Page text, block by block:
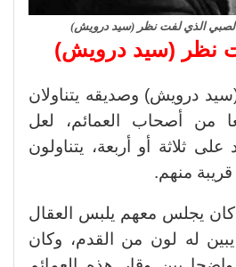
الذي لفت نظر (سيد درويش)
نظر (سيد درويش)
درويش) وصديقه يتناولان
من أصحاب العمائم، لعل
ثلاثة أو أربعة، يتناولون
منهم.
يجلس معهم يلبس العقال
له لون من القدم، وكان